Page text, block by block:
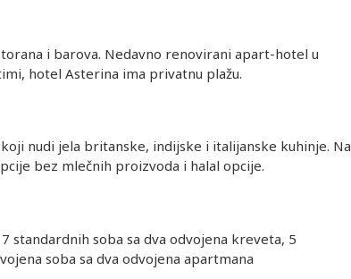
i barova. Nedavno renovirani apart-hotel u
hotel Asterina ima privatnu plažu.
nudi jela britanske, indijske i italijanske kuhinje. Na
bez mlečnih proizvoda i halal opcije.
standardnih soba sa dva odvojena kreveta, 5
soba sa dva odvojena apartmana